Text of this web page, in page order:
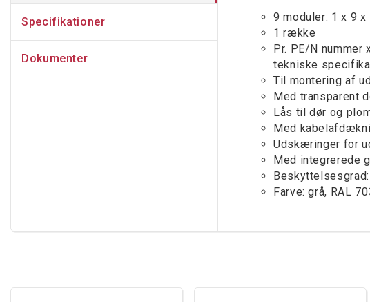
Specifikationer
Dokumenter
9 moduler: 1 x 9 x
1 række
Pr. PE/N nummer
tekniske
Til montering af
Med transparent
Lås til dør og
Med
Udskæringer for
Med integrerede
Farve: grå, RAL